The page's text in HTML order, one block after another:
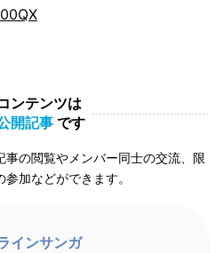
ンテンツは
開記事 です
事の閲覧やメンバー同士の交流、限
加などができます。
インサンガ